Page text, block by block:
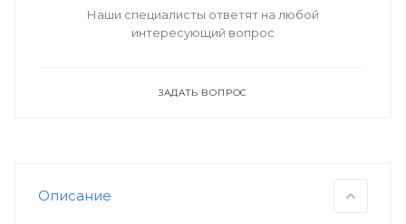
Наши специалисты ответят на любой
интересующий вопрос
ЗАДАТЬ ВОПРОС
Описание